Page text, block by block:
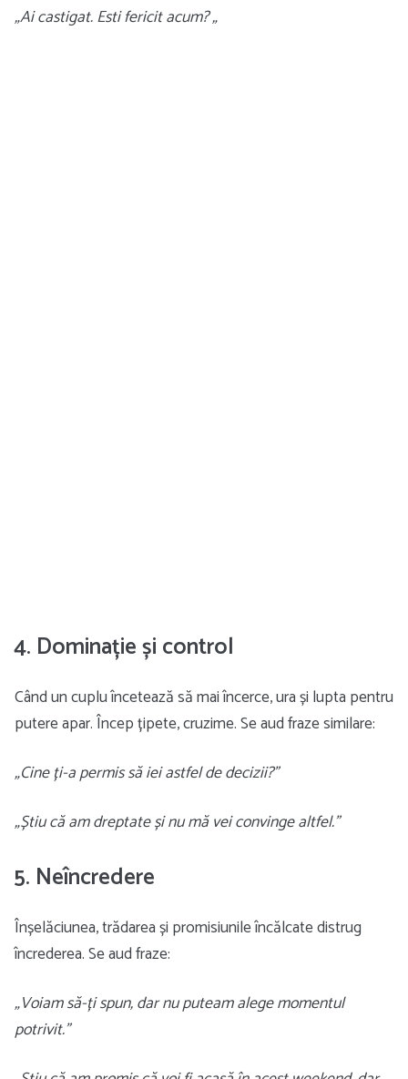
„Ai castigat. Esti fericit acum? „
4. Dominație și control
Când un cuplu încetează să mai încerce, ura și lupta pentru
putere apar. Încep țipete, cruzime. Se aud fraze similare:
„Cine ți-a permis să iei astfel de decizii?”
„Știu că am dreptate și nu mă vei convinge altfel.”
5. Neîncredere
Înșelăciunea, trădarea și promisiunile încălcate distrug
încrederea. Se aud fraze:
„Voiam să-ți spun, dar nu puteam alege momentul
potrivit.”